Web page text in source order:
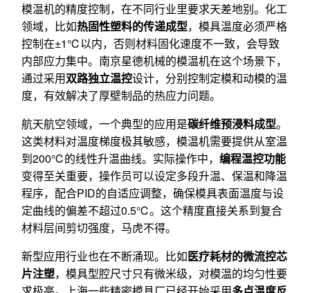
模温机的精度控制，在不同行业里要求天差地别。化工
领域，比如热固性塑料的传递成型，模具温度必须严格
控制在±1℃以内，否则材料固化速度不一致，会导致
内部应力集中。南京星德机械的模温机在这个场景下，
通过采用双路独立温控设计，分别控制定模和动模的温
度，有效解决了厚壁制品的热应力问题。
航天航空领域，一个典型的应用是碳纤维预浸料成型。
这类材料对温度梯度极其敏感，模温机需要提供从室温
到200℃的线性升温曲线。实际操作中， 编程温控功能
变得至关重要，操作员可以设定多段升温、保温和降温
程序，配合PID的自适应调整，确保模具表面温度与设
定曲线的偏差不超过0.5℃。这个精度直接关系到复合
材料层间剪切强度，马虎不得。
新型应用行业也在不断涌现。比如医疗耗材的微流控芯
片注塑，模具型腔尺寸只有微米级，对模温的均匀性要